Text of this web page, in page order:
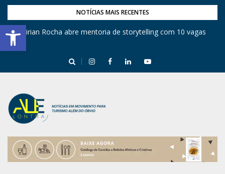
Barra de Ferramentas Aberta
NOTÍCIAS MAIS RECENTES
Mirian Rocha abre mentoria de storytelling com 10 vagas